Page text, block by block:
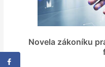
Novela zákoníku